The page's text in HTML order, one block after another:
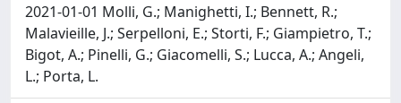
2021-01-01 Molli, G.; Manighetti, I.; Bennett, R.;
Malavieille, J.; Serpelloni, E.; Storti, F.; Giampietro, T.;
Bigot, A.; Pinelli, G.; Giacomelli, S.; Lucca, A.; Angeli,
L.; Porta, L.